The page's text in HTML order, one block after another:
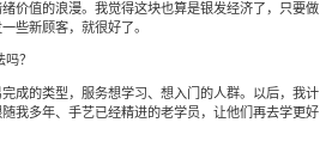
价值的浪漫。我觉得这块也算是银发经济了，只要做
些新顾客，就很好了。
？
成的类型，服务想学习、想入门的人群。以后，我计
我多年、手艺已经精进的老学员，让他们再去学更好